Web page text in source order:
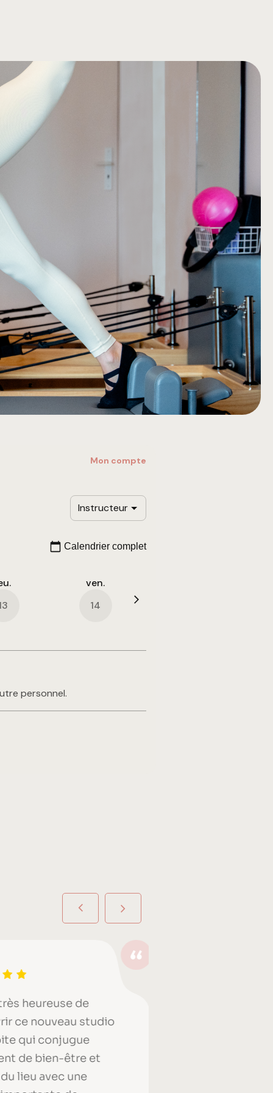
heureuse de
ce nouveau studio
qui conjugue
de bien-être et
lieu avec une